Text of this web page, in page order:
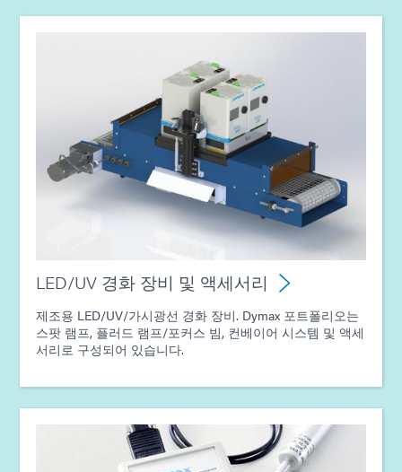
LED/UV 경화 장비 및 액세서리
제조용 LED/UV/가시광선 경화 장비. Dymax 포트폴리오는
스팟 램프, 플러드 램프/포커스 빔, 컨베이어 시스템 및 액세
서리로 구성되어 있습니다.